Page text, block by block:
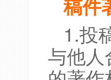
稿件
1.投
与他